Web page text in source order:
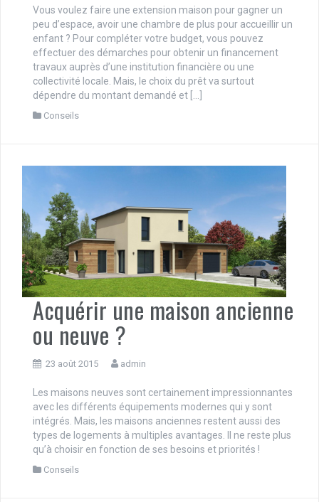
Vous voulez faire une extension maison pour gagner un
peu d’espace, avoir une chambre de plus pour accueillir un
enfant ? Pour compléter votre budget, vous pouvez
effectuer des démarches pour obtenir un financement
travaux auprès d’une institution financière ou une
collectivité locale. Mais, le choix du prêt va surtout
dépendre du montant demandé et […]
Conseils
Acquérir une maison ancienne
ou neuve ?
23 août 2015 admin
Les maisons neuves sont certainement impressionnantes
avec les différents équipements modernes qui y sont
intégrés. Mais, les maisons anciennes restent aussi des
types de logements à multiples avantages. Il ne reste plus
qu’à choisir en fonction de ses besoins et priorités !
Conseils